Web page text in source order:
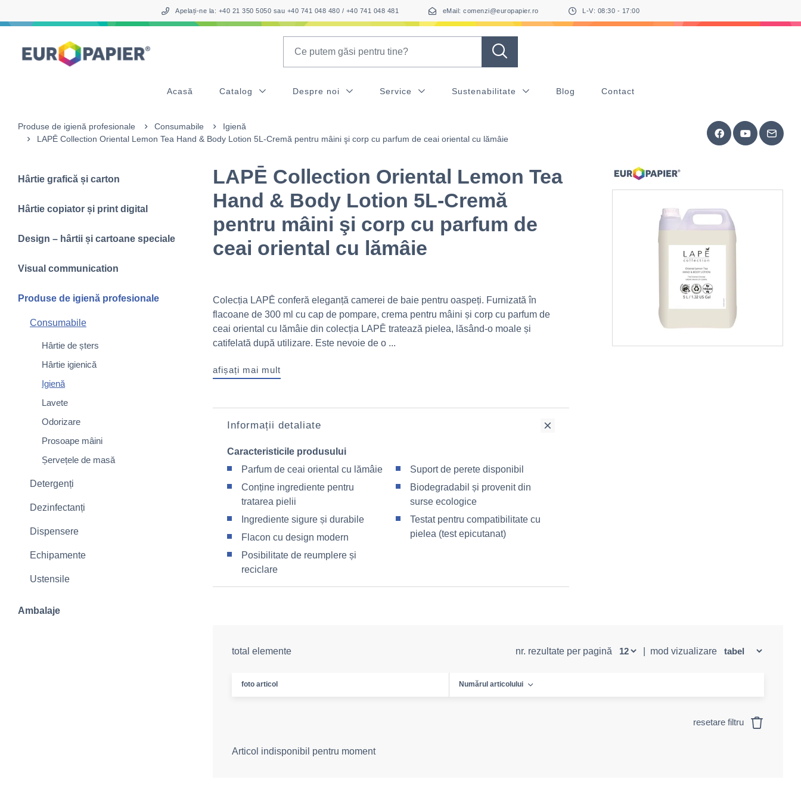
Apelați-ne la: +40 21 350 5050 sau +40 741 048 480 / +40 741 048 481 eMail: comenzi@europapier.ro L-V: 08:30 - 17:00
Acasă Catalog Despre noi Service Sustenabilitate Blog Contact
Produse de igienă profesionale Consumabile
Igienă
LAPĒ Collection Oriental Lemon Tea Hand & Body Lotion 5L-Cremă pentru mâini şi corp cu parfum de ceai oriental cu lămâie
Hârtie grafică și carton
Hârtie copiator și print digital
Design – hârtii și cartoane speciale
Visual communication
Produse de igienă profesionale
Consumabile
Hârtie de șters
Hârtie igienică
Igienă
Lavete
Odorizare
Prosoape mâini
Șervețele de masă
Detergenți
Dezinfectanți
Dispensere
Echipamente
Ustensile
Ambalaje
LAPĒ Collection Oriental Lemon Tea
Hand & Body Lotion 5L-Cremă
pentru mâini şi corp cu parfum de
ceai oriental cu lămâie
Colecția LAPĒ conferă eleganță camerei de baie pentru oaspeți. Furnizată în
flacoane de 300 ml cu cap de pompare, crema pentru mâini și corp cu parfum de
ceai oriental cu lămâie din colecția LAPĒ tratează pielea, lăsând-o moale și
catifelată după utilizare. Este nevoie de o ...
afișați mai mult
Informații detaliate
Caracteristicile produsului
Parfum de ceai oriental cu lămâie
Conține ingrediente pentru
tratarea pielii
Ingrediente sigure și durabile
Flacon cu design modern
Posibilitate de reumplere și
reciclare
Suport de perete disponibil
Biodegradabil și provenit din
surse ecologice
Testat pentru compatibilitate cu
pielea (test epicutanat)
total elemente nr. rezultate per pagină mod vizualizare
foto articol Numărul articolului
resetare filtru
Articol indisponibil pentru moment